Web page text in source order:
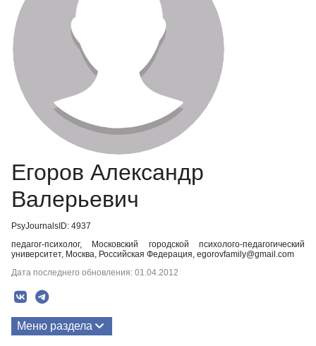
Егоров Александр
Валерьевич
PsyJournalsID: 4937
педагог-психолог, Московский городской психолого-педагогический
университет, Москва, Российская Федерация, egorovfamily@gmail.com
Дата последнего обновления: 01.04.2012
Меню раздела